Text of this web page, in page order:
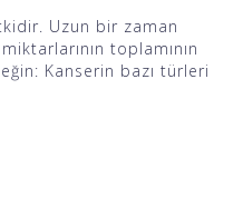
Uzun bir zaman
toplamının
Kanserin bazı türleri